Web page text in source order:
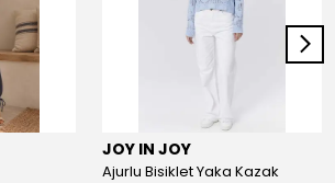
JOY IN JOY
Ajurlu Bisiklet Yaka Kazak